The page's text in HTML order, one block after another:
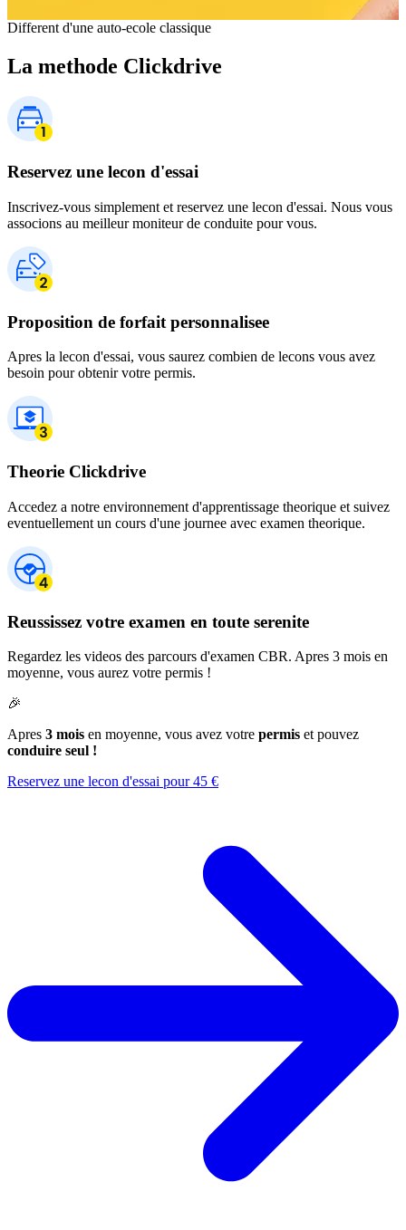
Different d'une auto-ecole classique
La methode Clickdrive
Reservez une lecon d'essai
Inscrivez-vous simplement et reservez une lecon d'essai. Nous vous
associons au meilleur moniteur de conduite pour vous.
Proposition de forfait personnalisee
Apres la lecon d'essai, vous saurez combien de lecons vous avez
besoin pour obtenir votre permis.
Theorie Clickdrive
Accedez a notre environnement d'apprentissage theorique et suivez
eventuellement un cours d'une journee avec examen theorique.
Reussissez votre examen en toute serenite
Regardez les videos des parcours d'examen CBR. Apres 3 mois en
moyenne, vous aurez votre permis !
🎉
Apres 3 mois en moyenne, vous avez votre permis et pouvez
conduire seul !
Reservez une lecon d'essai pour 45 €